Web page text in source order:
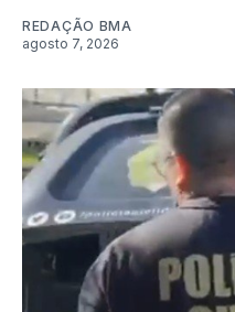
REDAÇÃO BMA
agosto 7, 2026